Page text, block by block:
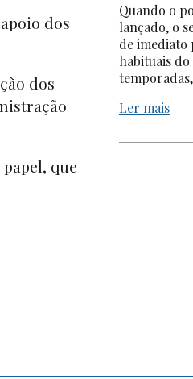
dos
dos
que
Quando o
lançado, o
de
habituais
Ler mais